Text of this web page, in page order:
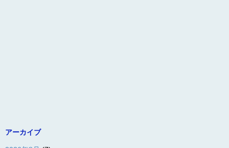
アーカイブ